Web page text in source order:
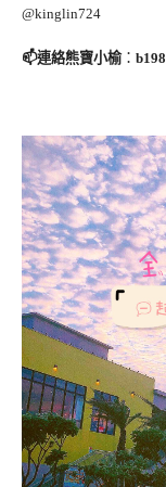
@kinglin724
📫連絡熊寶小榆：